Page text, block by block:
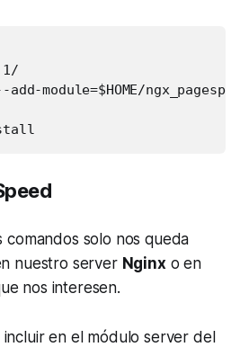
module=$HOME/
comandos solo nos queda
nuestro server Nginx o en
nos interesen.
incluir en el módulo server del